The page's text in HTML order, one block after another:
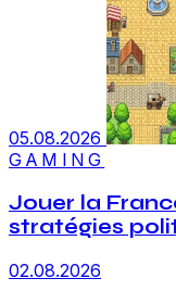
05.08.2026
GAMING
Jouer la
stratégies
02.08.2026